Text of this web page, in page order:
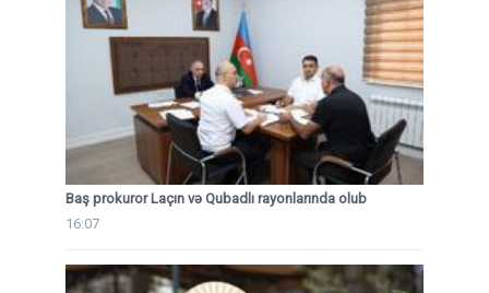
Baş prokuror Laçın və Qubadlı rayonlarında olub
16:07